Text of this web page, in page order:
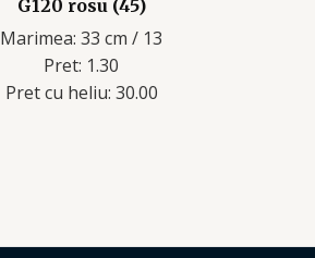
G120 rosu (45)
Marimea: 33 cm / 13
Pret: 1.30
Pret cu heliu: 30.00